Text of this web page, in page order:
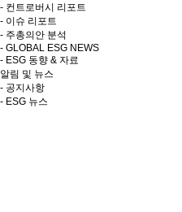
- 컨트로버시 리포트
- 이슈 리포트
- 주총의안 분석
- GLOBAL ESG NEWS
- ESG 동향 & 자료
알림 및 뉴스
- 공지사항
- ESG 뉴스